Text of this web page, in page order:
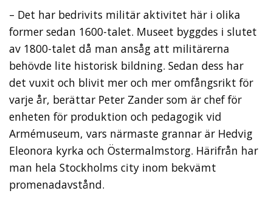
– Det har bedrivits militär aktivitet här i olika
former sedan 1600-talet. Museet byggdes i slutet
av 1800-talet då man ansåg att militärerna
behövde lite historisk bildning. Sedan dess har
det vuxit och blivit mer och mer omfångsrikt för
varje år, berättar Peter Zander som är chef för
enheten för produktion och pedagogik vid
Armémuseum, vars närmaste grannar är Hedvig
Eleonora kyrka och Östermalmstorg. Härifrån har
man hela Stockholms city inom bekvämt
promenadavstånd.